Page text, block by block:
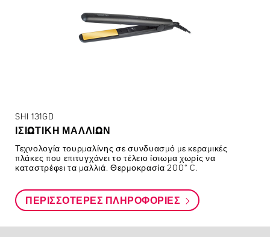
SHI 131GD
ΙΣΙΩΤΙΚΉ ΜΑΛΛΙΏΝ
Τεχνολογία τουρμαλίνης σε συνδυασμό με κεραμικές
πλάκες που επιτυγχάνει το τέλειο ίσιωμα χωρίς να
καταστρέφει τα μαλλιά. Θερμοκρασία 200° C.
ΠΕΡΙΣΣΌΤΕΡΕΣ ΠΛΗΡΟΦΟΡΊΕΣ